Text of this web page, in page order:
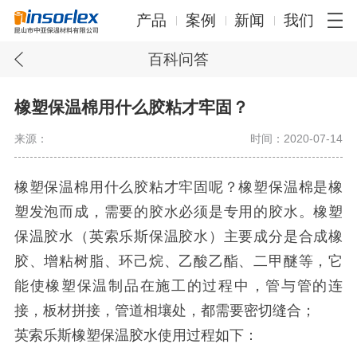
产品 案例 新闻 我们
百科问答
橡塑保温棉用什么胶粘才牢固？
来源： 时间：2020-07-14
橡塑保温棉用什么胶粘才牢固呢？橡塑保温棉是橡
塑发泡而成，需要的胶水必须是专用的胶水。橡塑
保温胶水（英索乐斯保温胶水）主要成分是合成橡
胶、增粘树脂、环己烷、乙酸乙酯、二甲醚等，它
能使橡塑保温制品在施工的过程中，管与管的连
接，板材拼接，管道相壤处，都需要密切缝合；
英索乐斯橡塑保温胶水使用过程如下：